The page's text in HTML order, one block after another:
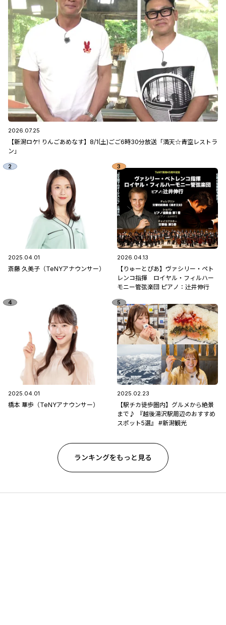
2026.07.25
【新潟ロケ! りんごあめなす】8/1(土)ごご6時30分放送「満天☆青空レストラ
ン」
2025.04.01
斎藤 久美子（TeNYアナウンサー）
2026.04.13
【りゅーとぴあ】ヴァシリー・ペト
レンコ指揮 ロイヤル・フィルハー
モニー管弦楽団 ピアノ：辻󠄀井伸行
2025.04.01
橋本 華歩（TeNYアナウンサー）
2025.02.23
【駅チカ徒歩圏内】グルメから絶景
まで♪ 『越後湯沢駅周辺のおすすめ
スポット5選』 #新潟観光
ランキングをもっと見る